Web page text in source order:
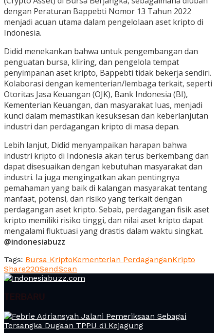
dengan Peraturan Bappebti Nomor 13 Tahun 2022
menjadi acuan utama dalam pengelolaan aset kripto di
Indonesia.
Didid menekankan bahwa untuk pengembangan dan
penguatan bursa, kliring, dan pengelola tempat
penyimpanan aset kripto, Bappebti tidak bekerja sendiri.
Kolaborasi dengan kementerian/lembaga terkait, seperti
Otoritas Jasa Keuangan (OJK), Bank Indonesia (BI),
Kementerian Keuangan, dan masyarakat luas, menjadi
kunci dalam memastikan kesuksesan dan keberlanjutan
industri dan perdagangan kripto di masa depan.
Lebih lanjut, Didid menyampaikan harapan bahwa
industri kripto di Indonesia akan terus berkembang dan
dapat disesuaikan dengan kebutuhan masyarakat dan
industri. Ia juga mengingatkan akan pentingnya
pemahaman yang baik di kalangan masyarakat tentang
manfaat, potensi, dan risiko yang terkait dengan
perdagangan aset kripto. Sebab, perdagangan fisik aset
kripto memiliki risiko tinggi, dan nilai aset kripto dapat
mengalami fluktuasi yang drastis dalam waktu singkat.
@indonesiabuzz
Tags: Bursa KriptoKementerian PerdaganganKripto
Share220SendScan
TERBARU